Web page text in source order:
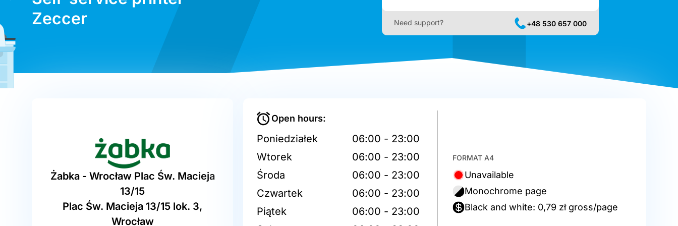
Zeccer
Need support? +48 530 657 000
Żabka - Wrocław Plac Św. Macieja
13/15
Plac Św. Macieja 13/15 lok. 3,
Wrocław
Open hours:
Poniedziałek
06:00 - 23:00
Wtorek
06:00 - 23:00
Środa
06:00 - 23:00
Czwartek
06:00 - 23:00
Piątek
06:00 - 23:00
FORMAT A4
Unavailable
Monochrome page
Black and white: 0,79 zł gross/page